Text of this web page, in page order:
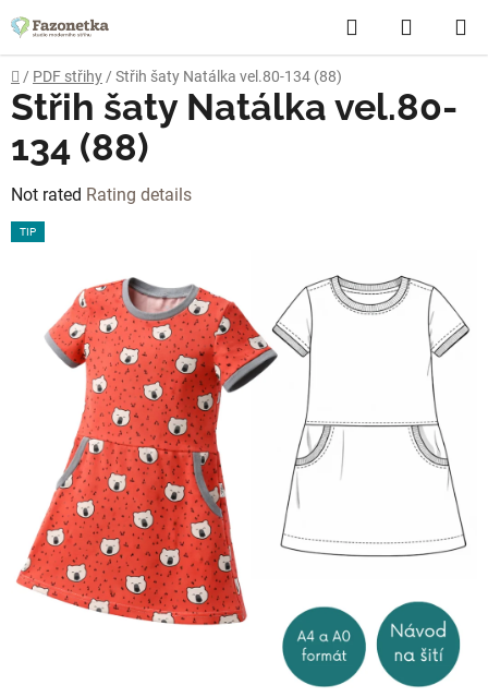
to
content
Search
CART
Home
/ PDF střihy / Střih šaty Natálka vel.80-134 (88)
Střih šaty Natálka vel.80-
134 (88)
The
average
Not rated Rating details
TIP